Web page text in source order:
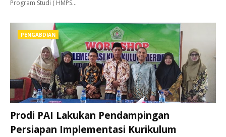
Program Studi ( HMPS…
PENGABDIAN
Prodi PAI Lakukan Pendampingan
Persiapan Implementasi Kurikulum